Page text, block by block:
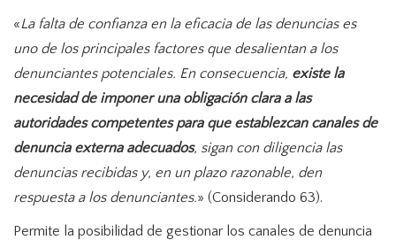
«La falta de confianza en la eficacia de las denuncias es
uno de los principales factores que desalientan a los
denunciantes potenciales. En consecuencia, existe la
necesidad de imponer una obligación clara a las
autoridades competentes para que establezcan canales de
denuncia externa adecuados, sigan con diligencia las
denuncias recibidas y, en un plazo razonable, den
respuesta a los denunciantes.» (Considerando 63).
Permite la posibilidad de gestionar los canales de denuncia